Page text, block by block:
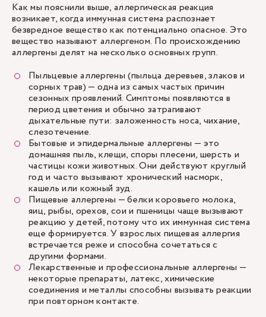
Как мы пояснили выше, аллергическая реакция
возникает, когда иммунная система распознает
безвредное вещество как потенциально опасное. Это
вещество называют аллергеном. По происхождению
аллергены делят на несколько основных групп.
Пыльцевые аллергены (пыльца деревьев, злаков и
сорных трав) — одна из самых частых причин
сезонных проявлений. Симптомы появляются в
период цветения и обычно затрагивают
дыхательные пути: заложенность носа, чихание,
слезотечение.
Бытовые и эпидермальные аллергены — это
домашняя пыль, клещи, споры плесени, шерсть и
частицы кожи животных. Они действуют круглый
год и часто вызывают хронический насморк,
кашель или кожный зуд.
Пищевые аллергены — белки коровьего молока,
яиц, рыбы, орехов, сои и пшеницы чаще вызывают
реакцию у детей, потому что их иммунная система
еще формируется. У взрослых пищевая аллергия
встречается реже и способна сочетаться с
другими формами.
Лекарственные и профессиональные аллергены —
некоторые препараты, латекс, химические
соединения и металлы способны вызывать реакции
при повторном контакте.